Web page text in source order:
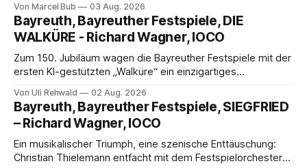
exzellentes Sängerensemble begeisterten. Die KI-geprägte
szenische Umsetzung blieb hingegen auch im
Schlussabend weitgehend ohne Aussagekraft.
Von Marcel Bub 03 Aug. 2026
Bayreuth, Bayreuther Festspiele, DIE
WALKÜRE - Richard Wagner, IOCO
Zum 150. Jubiläum wagen die Bayreuther Festspiele mit der
ersten KI-gestützten „Walküre“ ein einzigartiges
musikalische Weltklasse mit Michael Volle, Camilla Nylund
und Christian Thielemann – ein Abend zwischen Faszination
und Überforderung.
Von Uli Rehwald 02 Aug. 2026
Bayreuth, Bayreuther Festspiele, SIEGFRIED
– Richard Wagner, IOCO
Ein musikalischer Triumph, eine szenische Enttäuschung:
Christian Thielemann entfacht mit dem Festspielorchester